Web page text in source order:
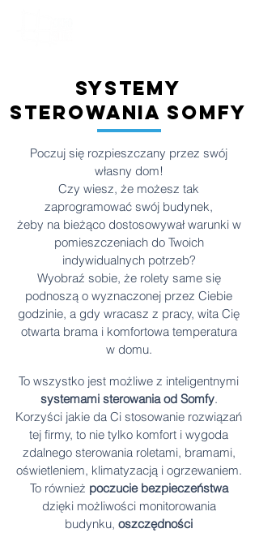
Systemy
sterowania somfy
Poczuj się rozpieszczany przez swój
własny dom!
Czy wiesz, że możesz tak
zaprogramować swój budynek,
żeby na bieżąco dostosowywał warunki w
pomieszczeniach do Twoich
indywidualnych potrzeb?
Wyobraź sobie, że rolety same się
podnoszą o wyznaczonej przez Ciebie
godzinie, a gdy wracasz z pracy, wita Cię
otwarta brama i komfortowa temperatura
w domu.
To wszystko jest możliwe z inteligentnymi
systemami sterowania od Somfy.
Korzyści jakie da Ci stosowanie rozwiązań
tej firmy, to nie tylko komfort i wygoda
zdalnego sterowania roletami, bramami,
oświetleniem, klimatyzacją i ogrzewaniem.
To również poczucie bezpieczeństwa
dzięki możliwości monitorowania
budynku, oszczędności